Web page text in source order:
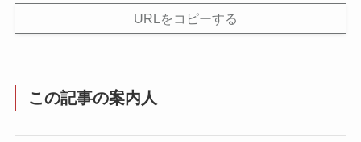
URLをコピーする
この記事の案内人